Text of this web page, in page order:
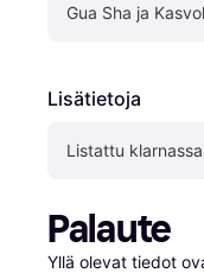
Gua Sha ja
Lisätietoja
Listattu klarnassa
Palaute
Yllä olevat tiedot